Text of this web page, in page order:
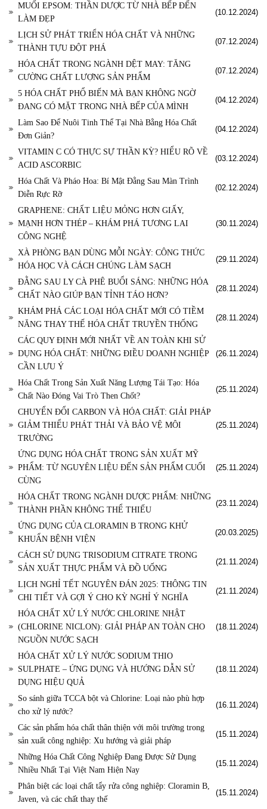
MUỐI EPSOM: THẦN DƯỢC TỪ NHÀ BẾP ĐẾN
LÀM ĐẸP
(10.12.2024)
LỊCH SỬ PHÁT TRIỂN HÓA CHẤT VÀ NHỮNG
THÀNH TỰU ĐỘT PHÁ
(07.12.2024)
HÓA CHẤT TRONG NGÀNH DỆT MAY: TĂNG
CƯỜNG CHẤT LƯỢNG SẢN PHẨM
(07.12.2024)
5 HÓA CHẤT PHỔ BIẾN MÀ BẠN KHÔNG NGỜ
ĐANG CÓ MẶT TRONG NHÀ BẾP CỦA MÌNH
(04.12.2024)
Làm Sao Để Nuôi Tinh Thể Tại Nhà Bằng Hóa Chất
Đơn Giản?
(04.12.2024)
VITAMIN C CÓ THỰC SỰ THẦN KỲ? HIỂU RÕ VỀ
ACID ASCORBIC
(03.12.2024)
Hóa Chất Và Pháo Hoa: Bí Mật Đằng Sau Màn Trình
Diễn Rực Rỡ
(02.12.2024)
GRAPHENE: CHẤT LIỆU MỎNG HƠN GIẤY,
MẠNH HƠN THÉP – KHÁM PHÁ TƯƠNG LAI
CÔNG NGHỆ
(30.11.2024)
XÀ PHÒNG BẠN DÙNG MỖI NGÀY: CÔNG THỨC
HÓA HỌC VÀ CÁCH CHÚNG LÀM SẠCH
(29.11.2024)
ĐẰNG SAU LY CÀ PHÊ BUỔI SÁNG: NHỮNG HÓA
CHẤT NÀO GIÚP BẠN TỈNH TÁO HƠN?
(28.11.2024)
KHÁM PHÁ CÁC LOẠI HÓA CHẤT MỚI CÓ TIỀM
NĂNG THAY THẾ HÓA CHẤT TRUYỀN THỐNG
(28.11.2024)
CÁC QUY ĐỊNH MỚI NHẤT VỀ AN TOÀN KHI SỬ
DỤNG HÓA CHẤT: NHỮNG ĐIỀU DOANH NGHIỆP
CẦN LƯU Ý
(26.11.2024)
Hóa Chất Trong Sản Xuất Năng Lượng Tái Tạo: Hóa
Chất Nào Đóng Vai Trò Then Chốt?
(25.11.2024)
CHUYỂN ĐỔI CARBON VÀ HÓA CHẤT: GIẢI PHÁP
GIẢM THIỂU PHÁT THẢI VÀ BẢO VỆ MÔI
TRƯỜNG
(25.11.2024)
ỨNG DỤNG HÓA CHẤT TRONG SẢN XUẤT MỸ
PHẨM: TỪ NGUYÊN LIỆU ĐẾN SẢN PHẨM CUỐI
CÙNG
(25.11.2024)
HÓA CHẤT TRONG NGÀNH DƯỢC PHẨM: NHỮNG
THÀNH PHẦN KHÔNG THỂ THIẾU
(23.11.2024)
ỨNG DỤNG CỦA CLORAMIN B TRONG KHỬ
KHUẨN BỆNH VIỆN
(20.03.2025)
CÁCH SỬ DỤNG TRISODIUM CITRATE TRONG
SẢN XUẤT THỰC PHẨM VÀ ĐỒ UỐNG
(21.11.2024)
LỊCH NGHỈ TẾT NGUYÊN ĐÁN 2025: THÔNG TIN
CHI TIẾT VÀ GỢI Ý CHO KỲ NGHỈ Ý NGHĨA
(21.11.2024)
HÓA CHẤT XỬ LÝ NƯỚC CHLORINE NHẬT
(CHLORINE NICLON): GIẢI PHÁP AN TOÀN CHO
NGUỒN NƯỚC SẠCH
(18.11.2024)
HÓA CHẤT XỬ LÝ NƯỚC SODIUM THIO
SULPHATE – ỨNG DỤNG VÀ HƯỚNG DẪN SỬ
DỤNG HIỆU QUẢ
(18.11.2024)
So sánh giữa TCCA bột và Chlorine: Loại nào phù hợp
cho xử lý nước?
(16.11.2024)
Các sản phẩm hóa chất thân thiện với môi trường trong
sản xuất công nghiệp: Xu hướng và giải pháp
(15.11.2024)
Những Hóa Chất Công Nghiệp Đang Được Sử Dụng
Nhiều Nhất Tại Việt Nam Hiện Nay
(15.11.2024)
Phân biệt các loại chất tẩy rửa công nghiệp: Cloramin B,
Javen, và các chất thay thế
(15.11.2024)